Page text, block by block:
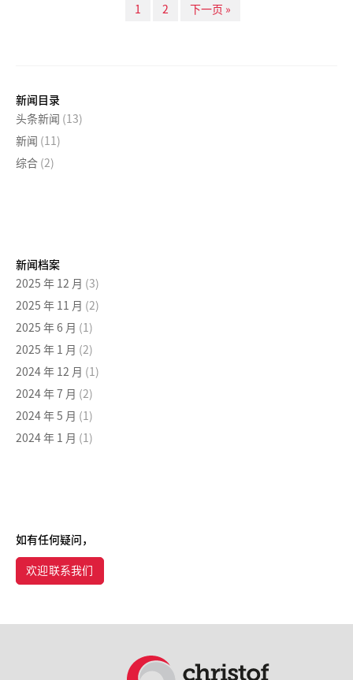
1 2 下一页 »
新闻目录
头条新闻 (13)
新闻 (11)
综合 (2)
新闻档案
2025 年 12 月 (3)
2025 年 11 月 (2)
2025 年 6 月 (1)
2025 年 1 月 (2)
2024 年 12 月 (1)
2024 年 7 月 (2)
2024 年 5 月 (1)
2024 年 1 月 (1)
如有任何疑问，
欢迎联系我们